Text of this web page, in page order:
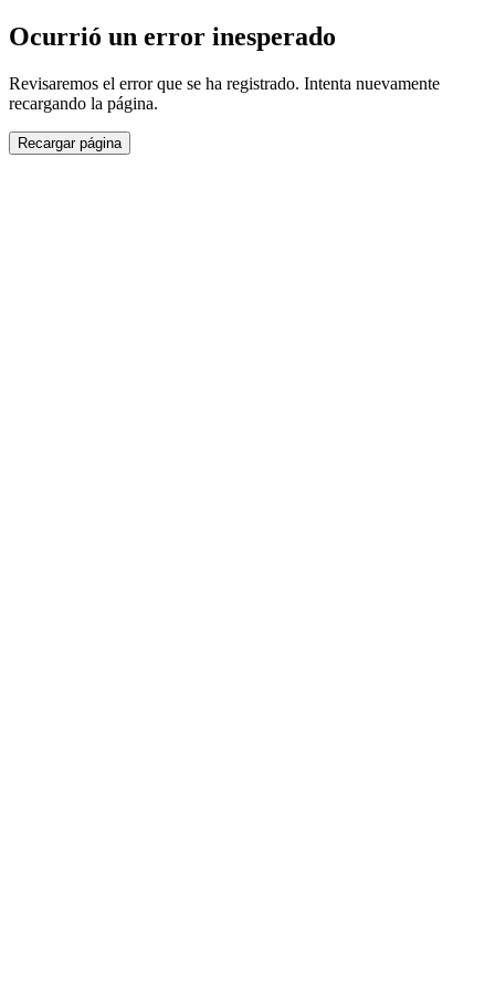
Ocurrió un error inesperado
Revisaremos el error que se ha registrado. Intenta nuevamente
recargando la página.
Recargar página